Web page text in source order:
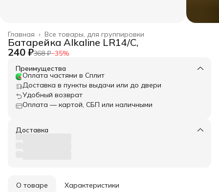
Все товары, для группировки
Главная ›
Батарейка Alkaline LR14/C,
240 ₽368 ₽−35%
Преимущества
Оплата частями в Сплит
Доставка в пункты выдачи или до двери
Удобный возврат
Оплата — картой, СБП или наличными
Доставка
О товаре Характеристики